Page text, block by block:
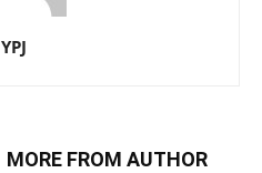
YPJ
MORE FROM AUTHOR